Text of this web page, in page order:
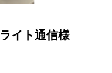
イト通信様